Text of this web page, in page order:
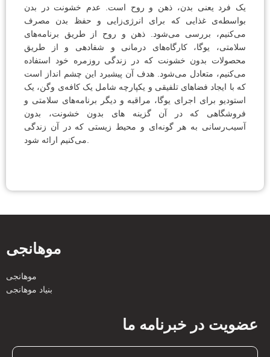
یک فرد یعنی بدن، ذهن و روح است. عدم خشونت در بدن
بواسطه‌ی غذایی که برای انرژی‌زایی و حفظ بدن مصرف
می‌کنیم، بررسی می‌شود. ذهن و روح از طریق برنامه‌های
سلامتی، یوگا، کارگاه‌های درمانی و شفادهی و از طریق
محصولات بدون خشونت که در زندگی روزمره خود استفاده
می‌کنیم، متعادل می‌شود. هدف آن پیشبرد این چشم انداز است
که با ایجاد فضاهای تلفیقی و یکپارچه شامل یک کافه‌ی وگن، یک
استودیو برای اجرای یوگا، مراقبه و دیگر برنامه‌های سلامتی و
فروشگاهی که در آن گزینه های بدون خشونت، بدون
آسیب‌رسانی به هر گونه‌ای و محیط زیستی که در آن زندگی
می‌کنیم ارائه شود.
موهانجی
موهانجی
بنیاد موهانجی
عضویت در خبرنامه ما